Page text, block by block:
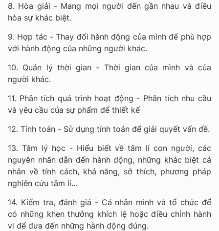
8. Hòa giải - Mang mọi người đến gần nhau và điều
hòa sự khác biệt.
9. Hợp tác - Thay đổi hành động của mình để phù hợp
với hành động của những người khác.
10. Quản lý thời gian - Thời gian của mình và của
người khác.
11. Phân tích quá trình hoạt động - Phân tích nhu cầu
và yêu cầu của sự phẩm để thiết kế
12. Tính toán - Sử dụng tính toán để giải quyết vấn đề.
13. Tâm lý học - Hiểu biết về tâm lí con người, các
nguyên nhân dẫn đến hành động, những khác biệt cá
nhân về tính cách, khả năng, sở thích, phương pháp
nghiên cứu tâm lí...
14. Kiểm tra, đánh giá - Cá nhân mình và tổ chức để
có những khen thưởng khích lệ hoặc điều chỉnh hành
vi để đưa đến những hành động đúng.